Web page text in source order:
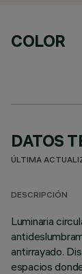
COLOR
DATOS
ÚLTIMA
DESCRIPCIÓN
Luminaria
antirrayado.
espacios